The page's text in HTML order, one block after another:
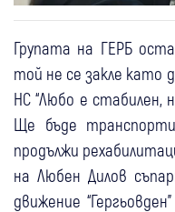
Групата на ГЕРБ
той не се закле
НС “Любо е стабилен,
Ще бъде
продължи
на Любен Дилов
движение